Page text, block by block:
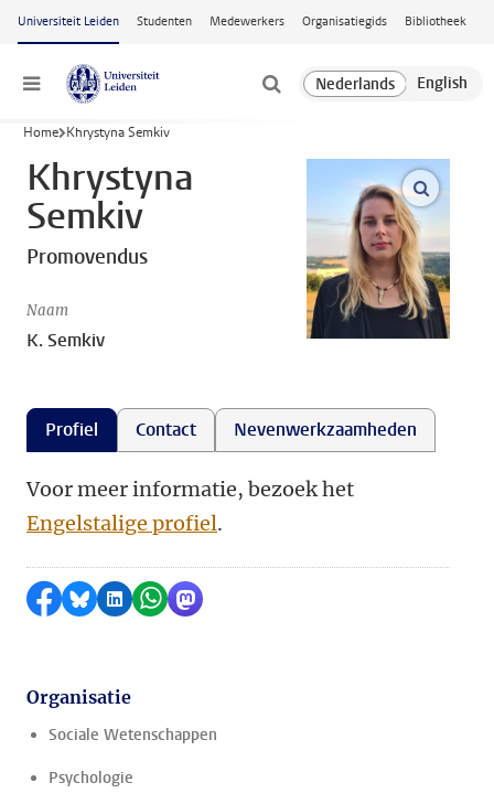
Ga naar hoofdinhoud
Universiteit Leiden Studenten Medewerkers Organisatiegids Bibliotheek
Menu
Home Khrystyna Semkiv
Khrystyna
Semkiv
Promovendus
Naam
K. Semkiv
open
Profiel Contact Nevenwerkzaamheden
Voor meer informatie, bezoek het
Engelstalige profiel.
Delen op Facebook
Delen via Bluesky
Delen op LinkedIn
Delen via WhatsApp
Delen via Mastodon
Organisatie
Sociale Wetenschappen
Psychologie